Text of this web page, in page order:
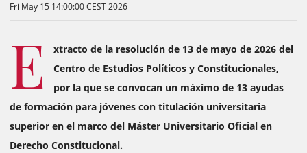
Fri May 15 14:00:00 CEST 2026
E
xtracto de la resolución de 13 de mayo de 2026 del
Centro de Estudios Políticos y Constitucionales,
por la que se convocan un máximo de 13 ayudas
de formación para jóvenes con titulación universitaria
superior en el marco del Máster Universitario Oficial en
Derecho Constitucional.